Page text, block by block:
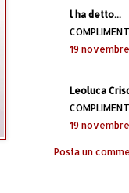
l ha detto...
19
Leoluca
19
Posta un